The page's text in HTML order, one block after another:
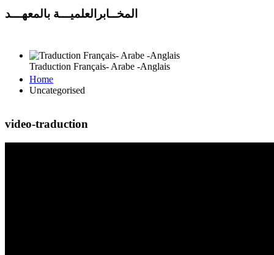
Traduction Français- Arabe -Anglais
المخــابرالعلميـــة بالمعهـــد
Home
Uncategorised
video-traduction